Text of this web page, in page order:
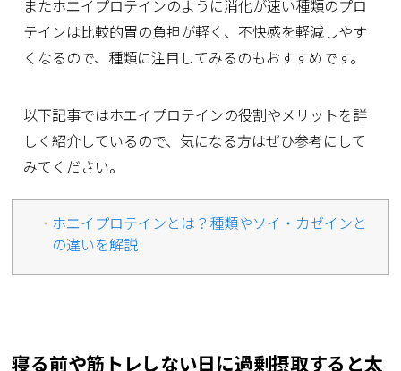
またホエイプロテインのように消化が速い種類のプロ
テインは比較的胃の負担が軽く、不快感を軽減しやす
くなるので、種類に注目してみるのもおすすめです。
以下記事ではホエイプロテインの役割やメリットを詳
しく紹介しているので、気になる方はぜひ参考にして
みてください。
ホエイプロテインとは？種類やソイ・カゼインと
の違いを解説
寝る前や筋トレしない日に過剰摂取すると太